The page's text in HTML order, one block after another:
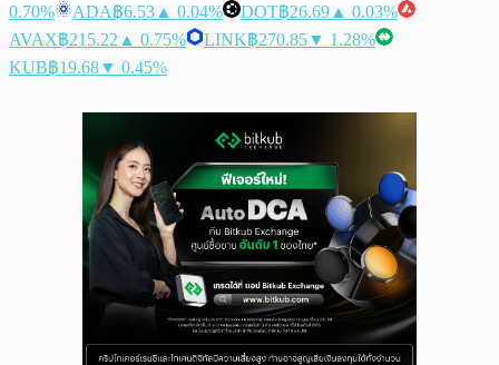
0.70%
ADA฿6.53 ▲ 0.04% DOT฿26.69 ▲ 0.03%
AVAX฿215.22 ▲ 0.75% LINK฿270.85▼ 1.28%
KUB฿19.68▼ 0.45%